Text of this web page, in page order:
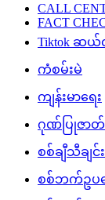
CALL
FACT
Tiktok ဆယ်
ကံစမ်းမဲ
ကျန်းမာရေး
ဂုဏ်ပြုဇာတ်
စစ်ချီသီချင်း
စစ်ဘက်ဥပ